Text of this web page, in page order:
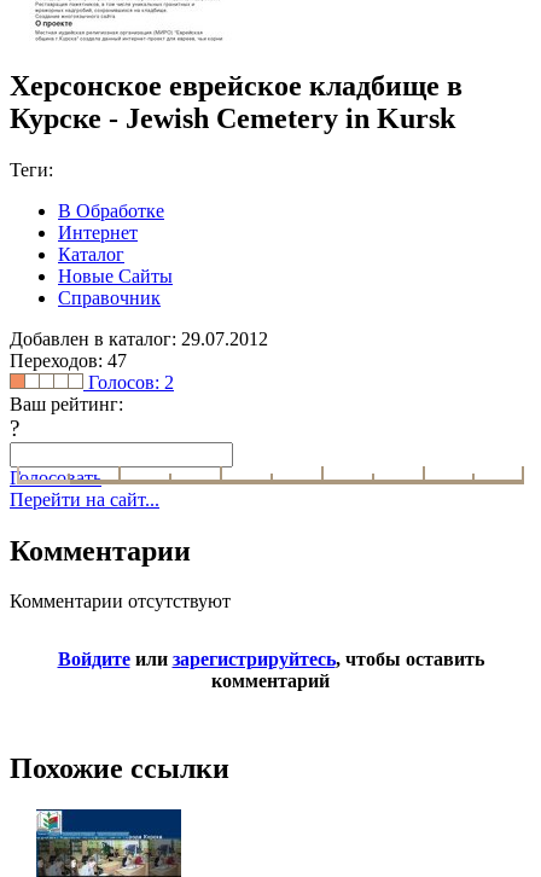
Херсонское еврейское кладбище в
Курске - Jewish Cemetery in Kursk
Теги:
В Обработке
Интернет
Каталог
Новые Сайты
Справочник
Добавлен в каталог: 29.07.2012
Переходов: 47
Голосов: 2
Ваш рейтинг:
?
Голосовать
Перейти на сайт...
Комментарии
Комментарии отсутствуют
Войдитеили зарегистрируйтесь, чтобы оставить
комментарий
Похожие ссылки